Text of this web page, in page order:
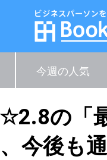
今週の人気
の「
今後も